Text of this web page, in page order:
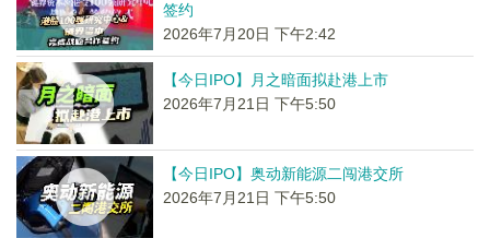
签约
2026年7月20日 下午2:42
【今日IPO】月之暗面拟赴港上市
2026年7月21日 下午5:50
【今日IPO】奥动新能源二闯港交所
2026年7月21日 下午5:50